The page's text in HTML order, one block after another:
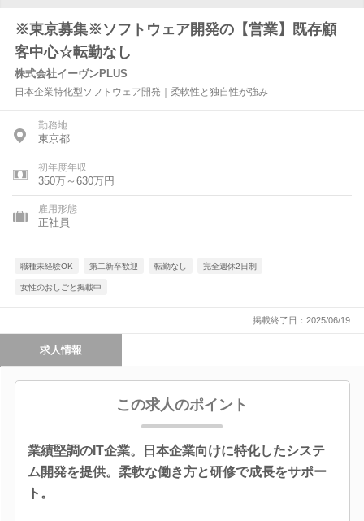
※東京募集※ソフトウェア開発の【営業】既存顧
客中心☆転勤なし
株式会社イーヴンPLUS
日本企業特化型ソフトウェア開発｜柔軟性と独自性が強み
勤務地
東京都
初年度年収
350万～630万円
雇用形態
正社員
職種未経験OK 第二新卒歓迎 転勤なし 完全週休2日制
女性のおしごと掲載中
掲載終了日：2025/06/19
求人情報
この求人のポイント
業績堅調のIT企業。日本企業向けに特化したシステ
ム開発を提供。柔軟な働き方と研修で成長をサポー
ト。